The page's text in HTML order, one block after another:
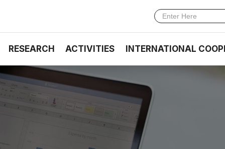
RESEARCH ACTIVITIES INTERNATIONAL